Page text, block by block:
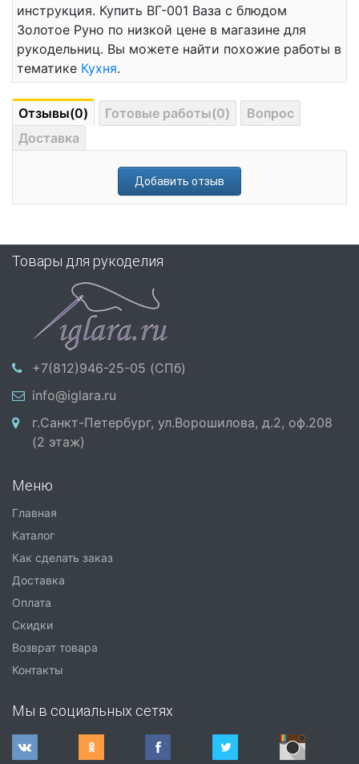
инструкция. Купить ВГ-001 Ваза с блюдом
Золотое Руно по низкой цене в магазине для
рукодельниц. Вы можете найти похожие работы в
тематике Кухня.
Отзывы(0) Готовые работы(0)
Вопрос
Доставка
Добавить отзыв
Товары для рукоделия
+7(812)946-25-05 (СПб)
info@iglara.ru
г.Санкт-Петербург, ул.Ворошилова, д.2, оф.208
(2 этаж)
Меню
Главная
Каталог
Как сделать заказ
Доставка
Оплата
Скидки
Возврат товара
Контакты
Мы в социальных сетях